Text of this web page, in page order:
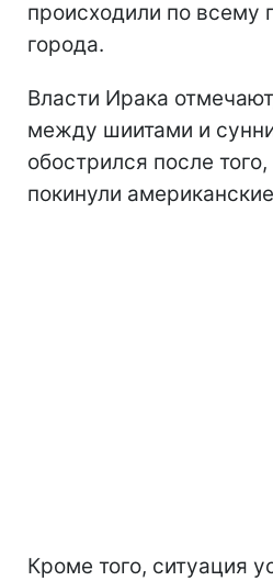
происходили по всему
города.
Власти Ирака
между шиитами и
обострился после
покинули
Кроме того, ситуация